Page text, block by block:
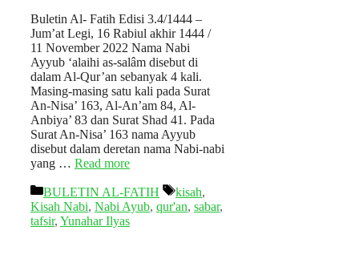
Buletin Al- Fatih Edisi 3.4/1444 –
Jum’at Legi, 16 Rabiul akhir 1444 /
11 November 2022 Nama Nabi
Ayyub ‘alaihi as-salâm disebut di
dalam Al-Qur’an sebanyak 4 kali.
Masing-masing satu kali pada Surat
An-Nisa’ 163, Al-An’am 84, Al-
Anbiya’ 83 dan Surat Shad 41. Pada
Surat An-Nisa’ 163 nama Ayyub
disebut dalam deretan nama Nabi-nabi
yang … Read more
Categories
BULETIN AL-FATIH Tags
kisah,
Kisah Nabi, Nabi Ayub, qur'an, sabar,
tafsir, Yunahar Ilyas